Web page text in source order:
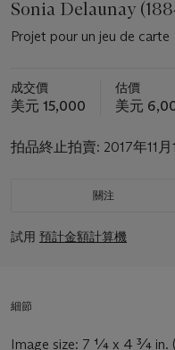
Sonia Delaunay
Projet pour un jeu de carte
成交價
美元 15,000
估價
美元
拍品終止拍賣: 2017年11
關注
試用 預計金額計算機
細節
Image size: 7 ¼ x 4 ¾ in.